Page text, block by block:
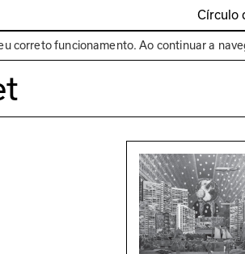
Círculo
Espaços
correto funcionamento. Ao continuar a